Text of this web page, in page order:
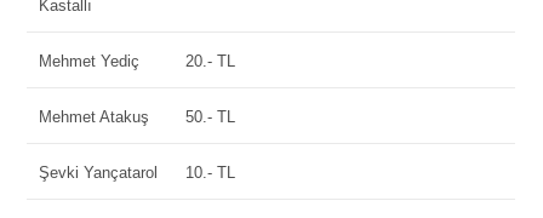
Kastallı
Mehmet Yediç 20.- TL
Mehmet Atakuş 50.- TL
Şevki Yançatarol 10.- TL